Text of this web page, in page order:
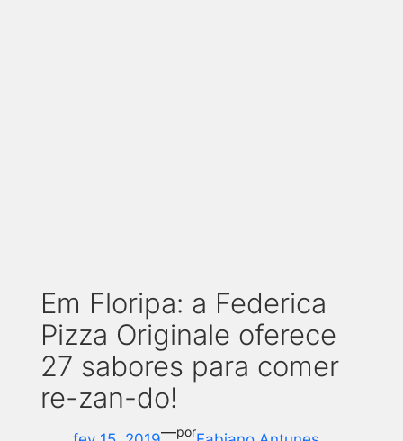
Em Floripa: a Federica
Pizza Originale oferece
27 sabores para comer
re-zan-do!
—por